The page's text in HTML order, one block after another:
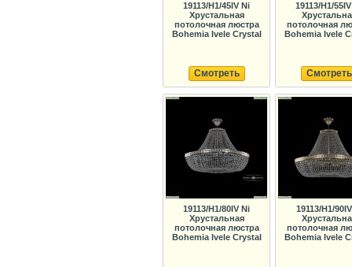
19113/H1/45IV Ni
Хрустальная
потолочная люстра
Bohemia Ivele Crystal
Смотреть
19113/H1/
потолочная
Bohemia Ivele
Смотреть
19113/H1/80IV Ni
Хрустальная
потолочная люстра
Bohemia Ivele Crystal
19113/H1/
потолочная
Bohemia Ivele